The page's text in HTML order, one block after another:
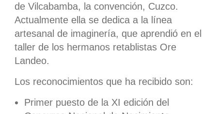
de Vilcabamba, la convención, Cuzco.
Actualmente ella se dedica a la línea
artesanal de imaginería, que aprendió en el
taller de los hermanos retablistas Ore
Landeo.
Los reconocimientos que ha recibido son:
Primer puesto de la XI edición del